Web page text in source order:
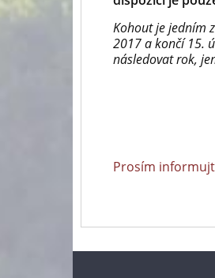
Kohout je jedním
2017 a končí 15.
následovat rok,
Prosím